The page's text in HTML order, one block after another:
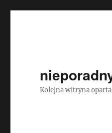
Kolejna witryna